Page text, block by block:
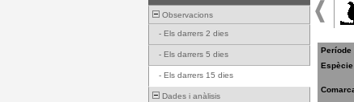
Observacions
- Els darrers 2 dies
- Els darrers 5 dies
- Els darrers 15 dies
Dades i anàlisis
Període
Espècie